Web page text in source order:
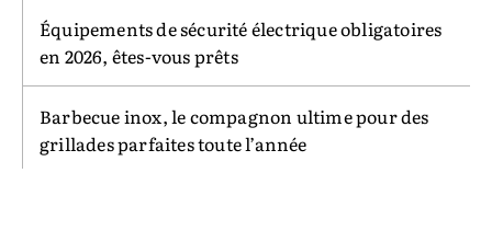
Équipements de sécurité électrique obligatoires
en 2026, êtes-vous prêts
Barbecue inox, le compagnon ultime pour des
grillades parfaites toute l’année